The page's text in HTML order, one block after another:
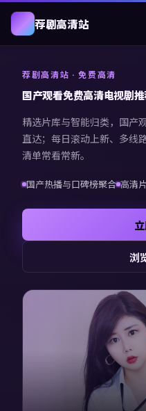
荐剧高清站
荐剧高清站 · 免费高清
国产观看免费高清电视剧
精选片库与智能归类， 国产
直达；每日滚动上新、多线
清单常看常新。
国产热播与口碑榜聚合 高清
浏